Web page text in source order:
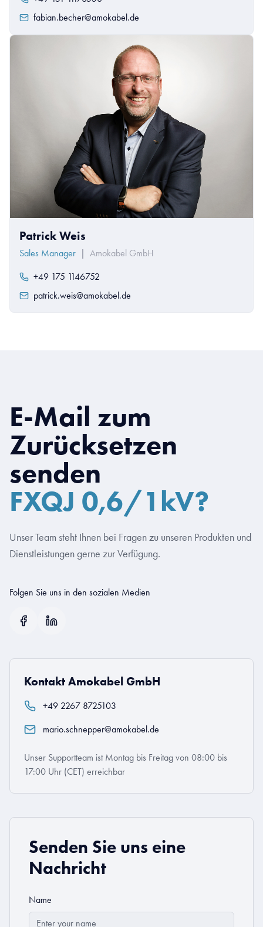
fabian.becher@amokabel.de
Patrick Weis
Sales Manager | Amokabel GmbH
+49 175 1146752
patrick.weis@amokabel.de
E-Mail zum
Zurücksetzen
senden
FXQJ 0,6/1kV?
Unser Team steht Ihnen bei Fragen zu unseren Produkten und
Dienstleistungen gerne zur Verfügung.
Folgen Sie uns in den sozialen Medien
Kontakt Amokabel GmbH
+49 2267 8725103
mario.schnepper@amokabel.de
Unser Supportteam ist Montag bis Freitag von 08:00 bis
17:00 Uhr (CET) erreichbar
Senden Sie uns eine
Nachricht
Name